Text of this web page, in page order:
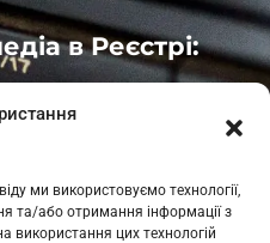
ми використовуємо технології,
та/або отримання інформації з
використання цих технологій
в Реєстрі: